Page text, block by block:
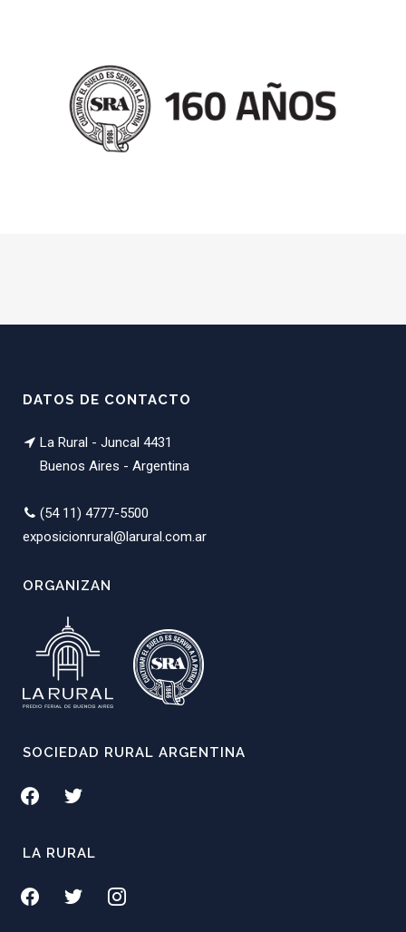
DATOS DE CONTACTO
La Rural - Juncal 4431
Buenos Aires - Argentina
(54 11) 4777-5500
exposicionrural@larural.com.ar
ORGANIZAN
SOCIEDAD RURAL ARGENTINA
facebooktwitter
LA RURAL
facebooktwitter instagram